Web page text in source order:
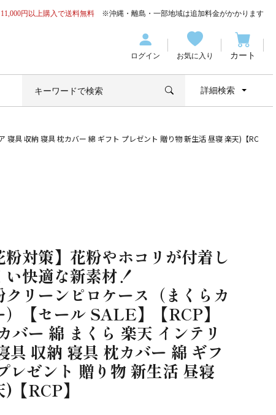
11,000円以上購入で送料無料 ※沖縄・離島・一部地域は追加料金がかかります
ログイン お気に入り カート
詳細検索
寝具 収納 寝具 枕カバー 綿 ギフト プレゼント 贈り物 新生活 昼寝 楽天)【RC
粉対策】花粉やホコリが付着し
い快適な新素材！
クリーンピロケース（まくらカ
）【セール SALE】【RCP】
バー 綿 まくら 楽天 インテリ
具 収納 寝具 枕カバー 綿 ギフ
レゼント 贈り物 新生活 昼寝
【RCP】